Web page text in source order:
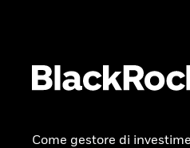
Come gestore di